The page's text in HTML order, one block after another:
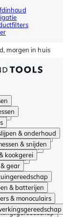
morgen in huis
& onderhoud
& snijden
kookgerei
gear
& batterijen
& monoculairs
& onderhoud
& snijden
& batterijen
& monoculairs